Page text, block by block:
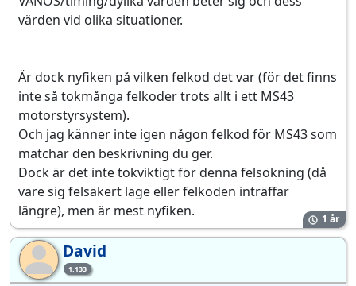
värden vid olika situationer.
Är dock nyfiken på vilken felkod det var (för det finns
inte så tokmånga felkoder trots allt i ett MS43
motorstyrsystem).
Och jag känner inte igen någon felkod för MS43 som
matchar den beskrivning du ger.
Dock är det inte tokviktigt för denna felsökning (då
vare sig felsäkert läge eller felkoden inträffar
längre), men är mest nyfiken.
1 år
Da 1.133
David